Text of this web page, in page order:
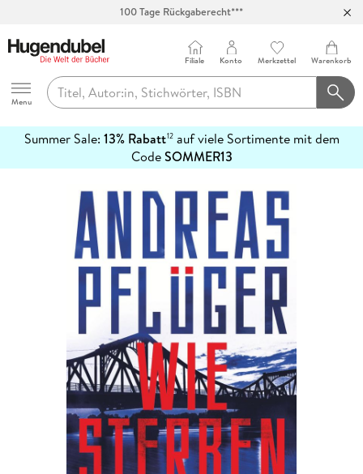
Hugendubel
Menu
Filiale Konto Merkzettel Warenkorb
Summer Sale: 13% Rabatt12auf viele Sortimente mit dem
CodeSOMMER13
erfahren